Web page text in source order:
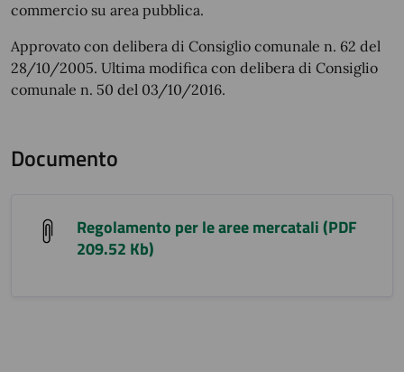
commercio su area pubblica.
Approvato con delibera di Consiglio comunale n. 62 del
28/10/2005. Ultima modifica con delibera di Consiglio
comunale n. 50 del 03/10/2016.
Documento
Regolamento per le aree mercatali (PDF
209.52 Kb)